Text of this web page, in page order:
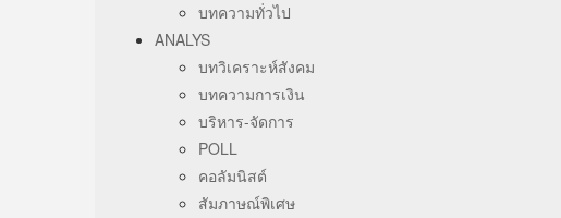
บทความทั่วไป
ANALYS
บทวิเคราะห์สังคม
บทความการเงิน
บริหาร-จัดการ
POLL
คอลัมนิสต์
สัมภาษณ์พิเศษ